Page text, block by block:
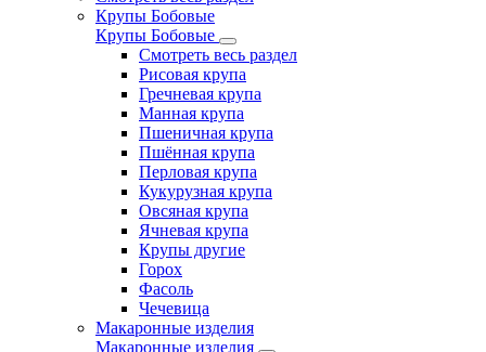
Крупы Бобовые
Крупы Бобовые
Смотреть весь раздел
Рисовая крупа
Гречневая крупа
Манная крупа
Пшеничная крупа
Пшённая крупа
Перловая крупа
Кукурузная крупа
Овсяная крупа
Ячневая крупа
Крупы другие
Горох
Фасоль
Чечевица
Макаронные изделия
Макаронные изделия